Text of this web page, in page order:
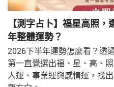
【測字占卜】福星高照
年整體運勢？
2026下半年運勢怎麼看？透
第一直覺選出福、星、高、
人運、事業運與感情運，找